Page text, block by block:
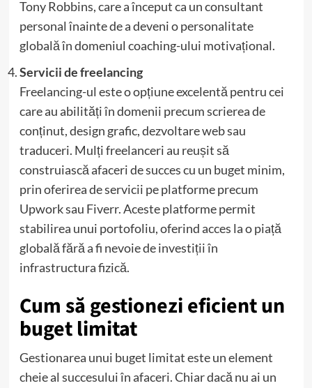
Tony Robbins, care a început ca un consultant
personal înainte de a deveni o personalitate
globală în domeniul coaching-ului motivațional.
Servicii de freelancing
Freelancing-ul este o opțiune excelentă pentru cei
care au abilități în domenii precum scrierea de
conținut, design grafic, dezvoltare web sau
traduceri. Mulți freelanceri au reușit să
construiască afaceri de succes cu un buget minim,
prin oferirea de servicii pe platforme precum
Upwork sau Fiverr. Aceste platforme permit
stabilirea unui portofoliu, oferind acces la o piață
globală fără a fi nevoie de investiții în
infrastructura fizică.
Cum să gestionezi eficient un
buget limitat
Gestionarea unui buget limitat este un element
cheie al succesului în afaceri. Chiar dacă nu ai un